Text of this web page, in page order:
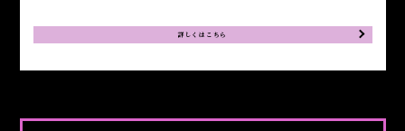
詳しくはこちら